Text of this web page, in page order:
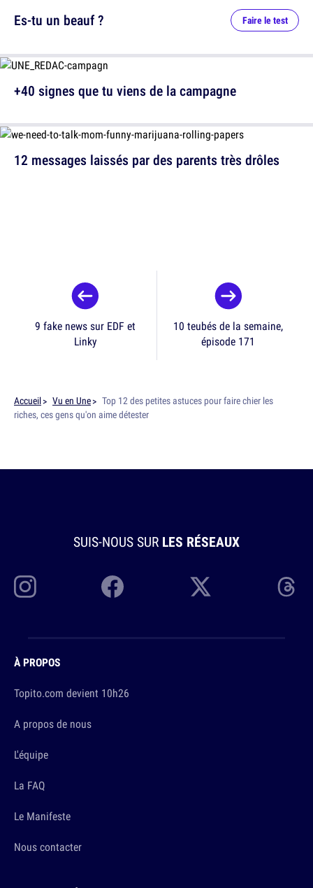
12 messages laissés par des parents très drôles
Es-tu un beauf ? Faire le test
+40 signes que tu viens de la campagne
9 fake news sur EDF et
Linky
10 teubés de la semaine,
épisode 171
Accueil Vu en Une
Top 12 des petites astuces pour faire chier les
riches, ces gens qu'on aime détester
SUIS-NOUS SUR LES RÉSEAUX
À PROPOS
Topito.com devient 10h26
A propos de nous
L'équipe
La FAQ
Le Manifeste
Nous contacter